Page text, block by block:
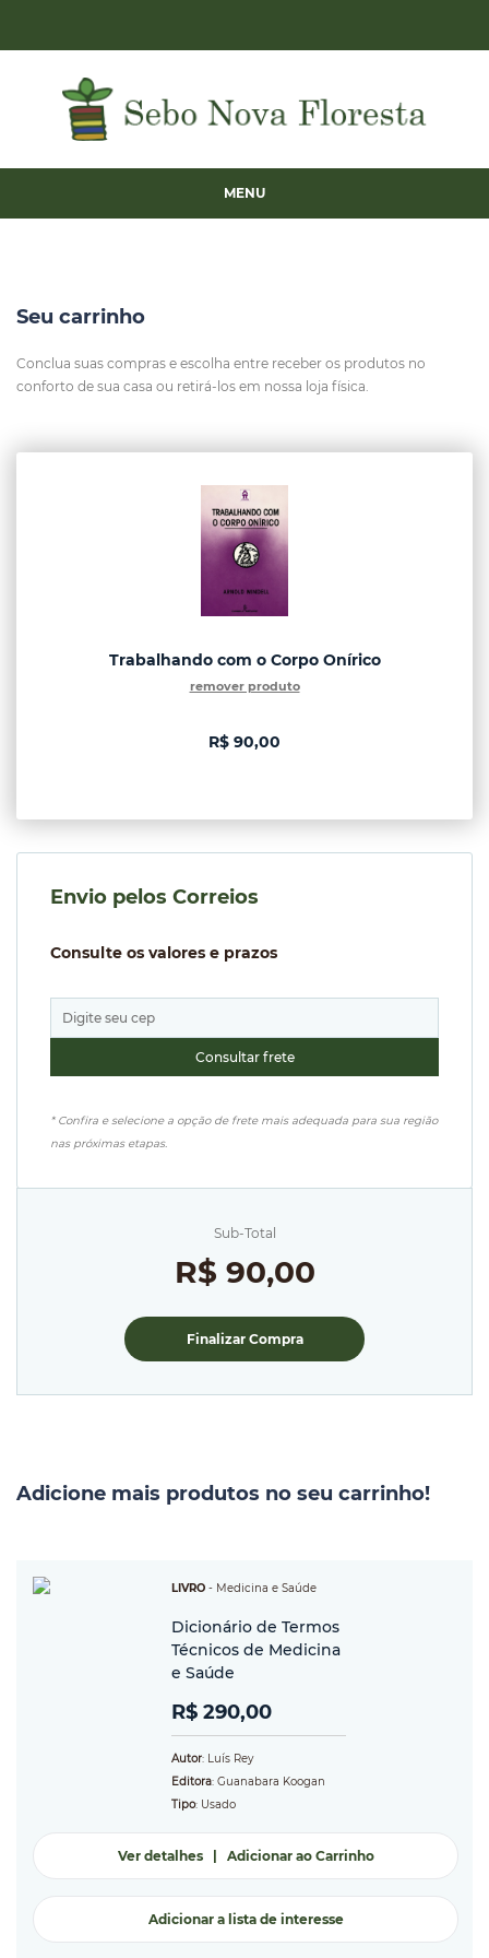
MENU
Seu carrinho
Conclua suas compras e escolha entre receber os produtos no
conforto de sua casa ou retirá-los em nossa loja física.
Trabalhando com o Corpo Onírico
remover produto
R$ 90,00
Envio pelos Correios
Consulte os valores e prazos
* Confira e selecione a opção de frete mais adequada para sua região
nas próximas etapas.
Sub-Total
R$ 90,00
Finalizar Compra
Adicione mais produtos no seu carrinho!
LIVRO - Medicina e Saúde
Dicionário de Termos
Técnicos de Medicina
e Saúde
R$ 290,00
Autor: Luís Rey
Editora: Guanabara Koogan
Tipo: Usado
Ver detalhes| Adicionar ao Carrinho
Adicionar a lista de interesse